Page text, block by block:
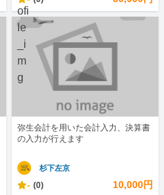
弥生会計を用いた会計入力、決算書
の入力が行えます
杉下左京
- (0) 10,000円